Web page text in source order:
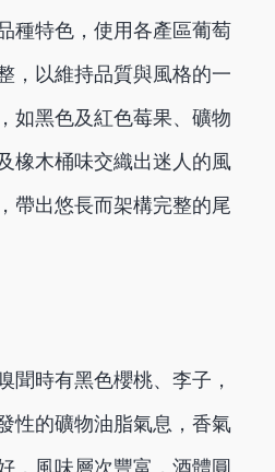
種特色，使用各產區葡萄
，以維持品質與風格的一
如黑色及紅色莓果、礦物
橡木桶味交織出迷人的風
帶出悠長而架構完整的尾
聞時有黑色櫻桃、李子，
性的礦物油脂氣息，香氣